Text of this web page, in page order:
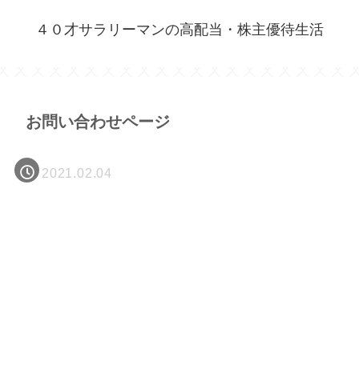
４０才サラリーマンの高配当・株主優待生活
お問い合わせページ
2021.02.04